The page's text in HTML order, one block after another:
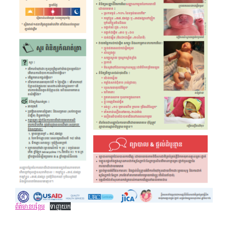
ព័ត៌មាន​បន្ថែម ទាញយក